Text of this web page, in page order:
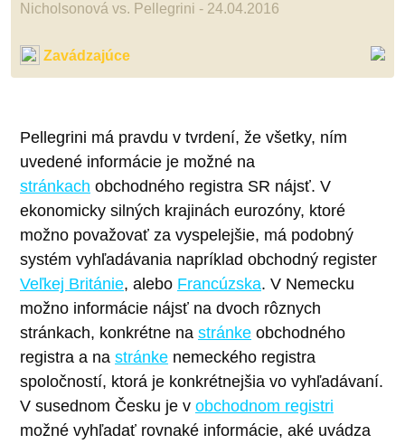
Nicholsonová vs. Pellegrini - 24.04.2016
Zavádzajúce
Pellegrini má pravdu v tvrdení, že všetky, ním
uvedené informácie je možné na
stránkach obchodného registra SR nájsť. V
ekonomicky silných krajinách eurozóny, ktoré
možno považovať za vyspelejšie, má podobný
systém vyhľadávania napríklad obchodný register
Veľkej Británie, alebo Francúzska. V Nemecku
možno informácie nájsť na dvoch rôznych
stránkach, konkrétne na stránke obchodného
registra a na stránke nemeckého registra
spoločností, ktorá je konkrétnejšia vo vyhľadávaní.
V susednom Česku je v obchodnom registri
možné vyhľadať rovnaké informácie, aké uvádza